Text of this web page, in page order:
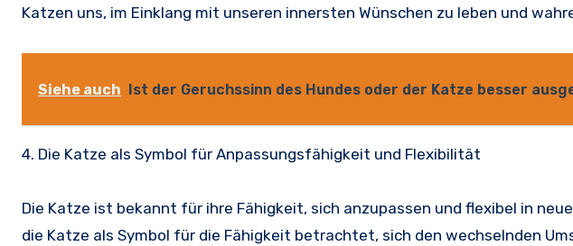
Katzen uns, im Einklang mit unseren innersten Wünschen zu leben und
Siehe auch Ist der Geruchssinn des Hundes oder der Katze besser
4. Die Katze als Symbol für Anpassungsfähigkeit und Flexibilität
Die Katze ist bekannt für ihre Fähigkeit, sich anzupassen und flexibel in
die Katze als Symbol für die Fähigkeit betrachtet, sich den wechselnden